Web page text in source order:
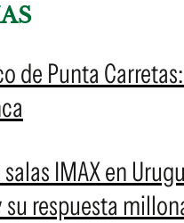
de Punta
IMAX en
su respuesta